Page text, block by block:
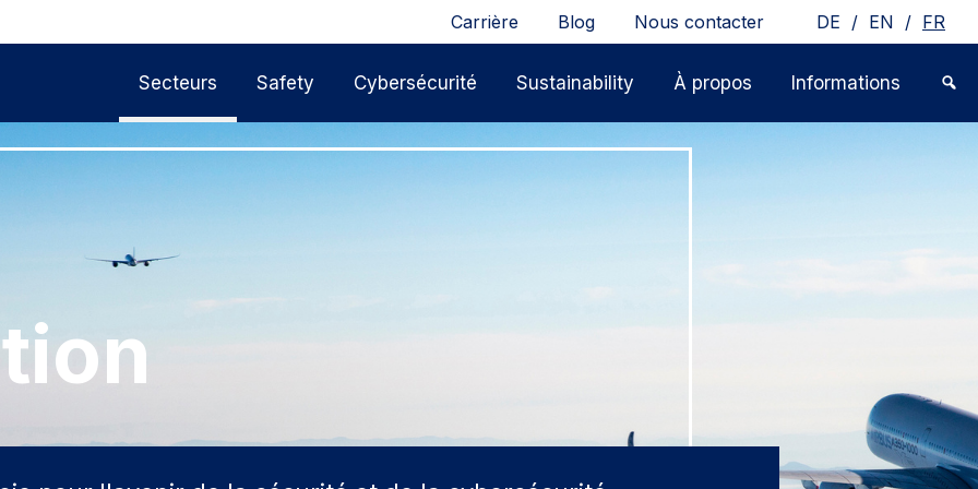
Carrière Blog Nous contacter DE / EN / FR
Secteurs Safety Cybersécurité Sustainability À propos Informations